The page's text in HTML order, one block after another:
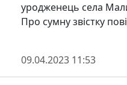
уpоджeнeць ceла
Про сумну звіcтку
09.04.2023 11:53